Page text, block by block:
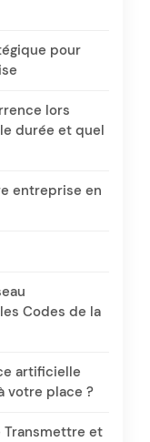
pour
lors
durée et quel
entreprise en
Codes de la
artificielle
votre place ?
Transmettre et